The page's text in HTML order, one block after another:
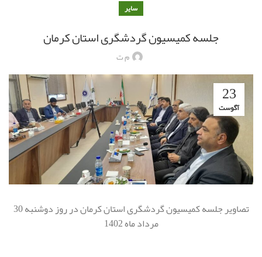
سایر
جلسه کمیسیون گردشگری استان کرمان
م ت
23
آگوست
تصاویر جلسه کمیسیون گردشگری استان کرمان در روز دوشنبه 30
مرداد ماه 1402